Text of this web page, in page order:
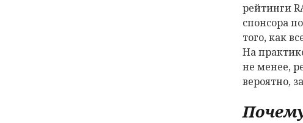
рейтинги
спонсора
того, как
На
не менее,
вероятно,